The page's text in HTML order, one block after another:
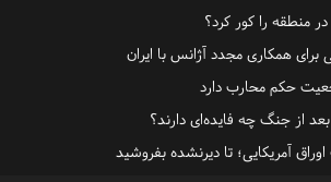
منطقه را کور کرد؟
همکاری مجدد آژانس با ایران
حکم محارب دارد
از جنگ چه فایده‌ای دارند؟
آمریکایی؛ تا دیرنشده بفروشید